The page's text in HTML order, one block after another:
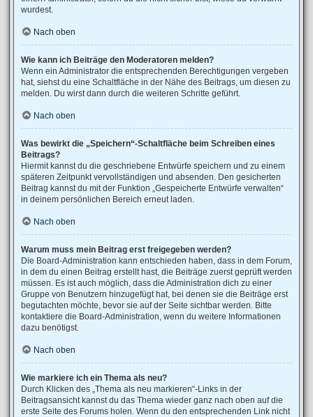
wurdest.
Nach oben
Wie kann ich Beiträge den Moderatoren melden?
Wenn ein Administrator die entsprechenden Berechtigungen vergeben
hat, siehst du eine Schaltfläche in der Nähe des Beitrags, um diesen zu
melden. Du wirst dann durch die weiteren Schritte geführt.
Nach oben
Was bewirkt die „Speichern“-Schaltfläche beim Schreiben eines
Beitrags?
Hiermit kannst du die geschriebene Entwürfe speichern und zu einem
späteren Zeitpunkt vervollständigen und absenden. Den gesicherten
Beitrag kannst du mit der Funktion „Gespeicherte Entwürfe verwalten“
in deinem persönlichen Bereich erneut laden.
Nach oben
Warum muss mein Beitrag erst freigegeben werden?
Die Board-Administration kann entschieden haben, dass in dem Forum,
in dem du einen Beitrag erstellt hast, die Beiträge zuerst geprüft werden
müssen. Es ist auch möglich, dass die Administration dich zu einer
Gruppe von Benutzern hinzugefügt hat, bei denen sie die Beiträge erst
begutachten möchte, bevor sie auf der Seite sichtbar werden. Bitte
kontaktiere die Board-Administration, wenn du weitere Informationen
dazu benötigst.
Nach oben
Wie markiere ich ein Thema als neu?
Durch Klicken des „Thema als neu markieren“-Links in der
Beitragsansicht kannst du das Thema wieder ganz nach oben auf die
erste Seite des Forums holen. Wenn du den entsprechenden Link nicht